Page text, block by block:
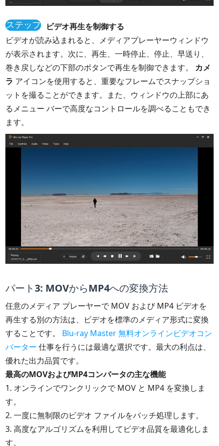
ステップ
2
ビデオ再生を制御する
ビデオが読み込まれると、メディアプレーヤーウィンドウ
が表示されます。次に、再生、一時停止、停止、早送り、
巻き戻しなどの下部のボタンで再生を制御できます。 カメ
ラ アイコンを使用すると、重要なフレームでスナップショ
ットを撮ることができます。また、ウィンドウの上部にあ
るメニュー バーで高度なコントロールを調べることもでき
ます。
パート3: MOVからMP4への変換方法
任意のメディア プレーヤーで MOV および MP4 ビデオを
再生する別の方法は、ビデオを標準のメディア形式に変換
することです。 Blu-ray Master 無料オンラインビデオコン
バーター 仕事を行うには最適な選択です。最大の利点は、
優れた出力品質です。
最高のMOVおよびMP4コンバータの主な機能
1. オンラインでワンクリックで MOV と MP4 を変換しま
す。
2. 一度に無制限のビデオ ファイルをバッチ処理します。
3. 高度なアルゴリズムを利用してビデオ品質を最適化しま
す。